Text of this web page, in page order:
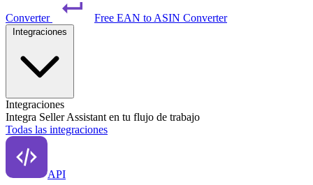
Converter Free EAN to ASIN Converter
Integraciones
Integra Seller Assistant en tu flujo de trabajo
Todas las integraciones
API